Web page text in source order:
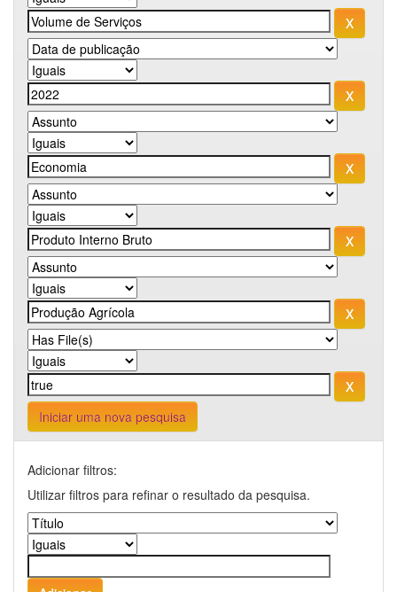
Iniciar uma nova pesquisa
Adicionar filtros:
Utilizar filtros para refinar o resultado da pesquisa.